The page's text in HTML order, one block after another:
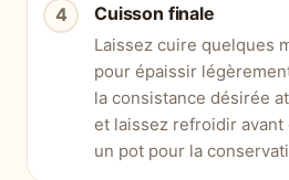
Cuisson finale
Laissez cuire quelques
pour épaissir
la consistance désirée
et laissez refroidir
un pot pour la